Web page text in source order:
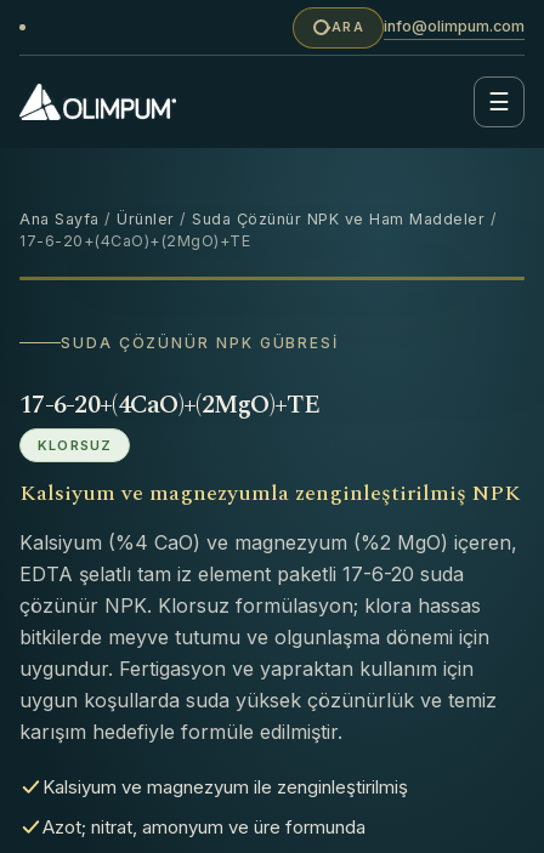
ARA info@olimpum.com
☰
Ana Sayfa / Ürünler / Suda Çözünür NPK ve Ham Maddeler /
17-6-20+(4CaO)+(2MgO)+TE
‹ ›
25 KG
SUDA ÇÖZÜNÜR NPK GÜBRESI
17-6-20+(4CaO)+(2MgO)+TE
KLORSUZ
Kalsiyum ve magnezyumla zenginleştirilmiş NPK
Kalsiyum (%4 CaO) ve magnezyum (%2 MgO) içeren,
EDTA şelatlı tam iz element paketli 17-6-20 suda
çözünür NPK. Klorsuz formülasyon; klora hassas
bitkilerde meyve tutumu ve olgunlaşma dönemi için
uygundur. Fertigasyon ve yapraktan kullanım için
uygun koşullarda suda yüksek çözünürlük ve temiz
karışım hedefiyle formüle edilmiştir.
Kalsiyum ve magnezyum ile zenginleştirilmiş
Azot; nitrat, amonyum ve üre formunda